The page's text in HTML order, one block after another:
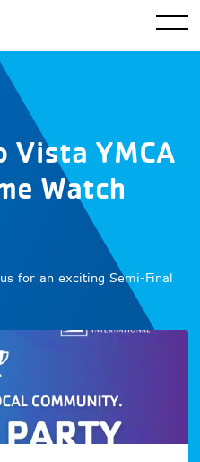
Vista YMCA
Watch
for an exciting Semi-Final